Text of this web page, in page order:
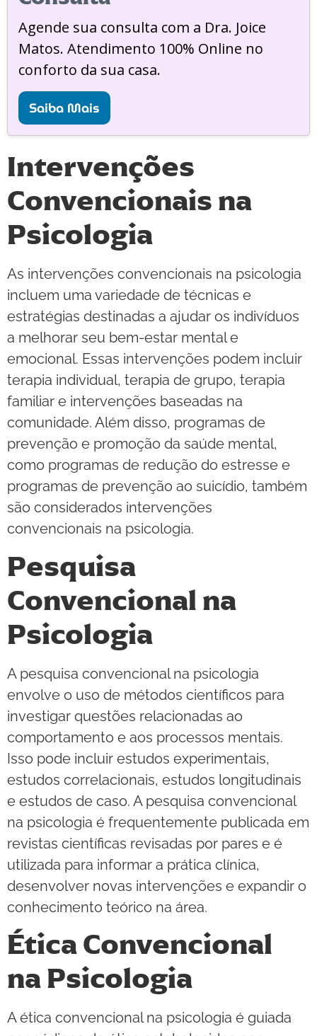
Agende sua consulta com a Dra. Joice
Matos. Atendimento 100% Online no
conforto da sua casa.
Saiba Mais
Intervenções
Convencionais na
Psicologia
As intervenções convencionais na psicologia
incluem uma variedade de técnicas e
estratégias destinadas a ajudar os indivíduos
a melhorar seu bem-estar mental e
emocional. Essas intervenções podem incluir
terapia individual, terapia de grupo, terapia
familiar e intervenções baseadas na
comunidade. Além disso, programas de
prevenção e promoção da saúde mental,
como programas de redução do estresse e
programas de prevenção ao suicídio, também
são considerados intervenções
convencionais na psicologia.
Pesquisa
Convencional na
Psicologia
A pesquisa convencional na psicologia
envolve o uso de métodos científicos para
investigar questões relacionadas ao
comportamento e aos processos mentais.
Isso pode incluir estudos experimentais,
estudos correlacionais, estudos longitudinais
e estudos de caso. A pesquisa convencional
na psicologia é frequentemente publicada em
revistas científicas revisadas por pares e é
utilizada para informar a prática clínica,
desenvolver novas intervenções e expandir o
conhecimento teórico na área.
Ética Convencional
na Psicologia
A ética convencional na psicologia é guiada